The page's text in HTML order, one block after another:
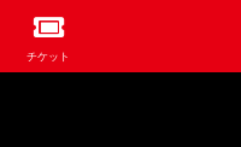
チケット